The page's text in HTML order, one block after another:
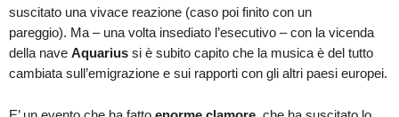
suscitato una vivace reazione (caso poi finito con un
pareggio). Ma – una volta insediato l’esecutivo – con la vicenda
della nave Aquarius si è subito capito che la musica è del tutto
cambiata sull’emigrazione e sui rapporti con gli altri paesi europei.